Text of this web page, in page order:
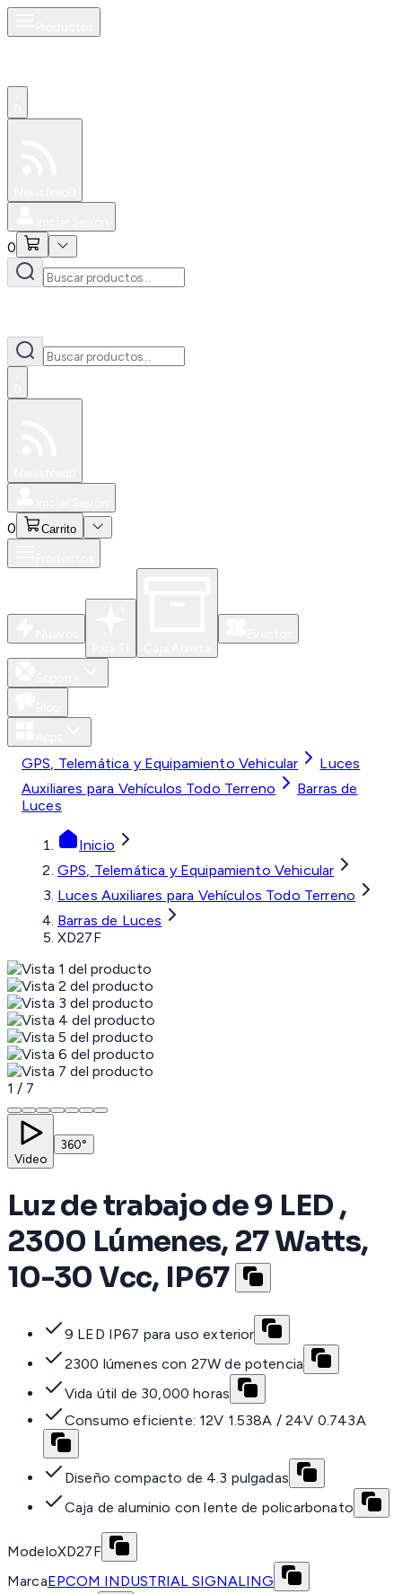
0
0 Carrito
GPS, Telemática y Equipamiento Vehicular
Luces
Auxiliares para Vehículos Todo Terreno
Barras de
Luces
Inicio
GPS, Telemática y Equipamiento Vehicular
Luces Auxiliares para Vehículos Todo Terreno
Barras de Luces
XD27F
1 / 7
Video
360°
Luz de trabajo de 9 LED ,
2300 Lúmenes, 27 Watts,
10-30 Vcc, IP67
9 LED IP67 para uso exterior
2300 lúmenes con 27W de potencia
Vida útil de 30,000 horas
Consumo eficiente: 12V 1.538A / 24V 0.743A
Diseño compacto de 4.3 pulgadas
Caja de aluminio con lente de policarbonato
ModeloXD27F
MarcaEPCOM INDUSTRIAL SIGNALING